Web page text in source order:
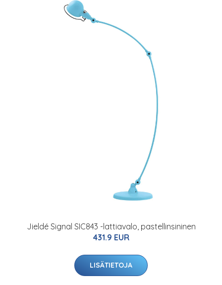
Jieldé Signal SIC843 -lattiavalo, pastellinsininen
431.9 EUR
LISÄTIETOJA